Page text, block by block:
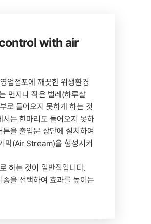
with air
업점포에 깨끗한 위생환경
먼지나 작은 벌레(하루살
로 들어오지 못하게 하는 것
는 한마리도 들어오지 못하
을 출입문 상단에 설치하여
막(Air Stream)을 형성시켜
하는 것이 일반적입니다.
을 선택하여 효과를 높이는